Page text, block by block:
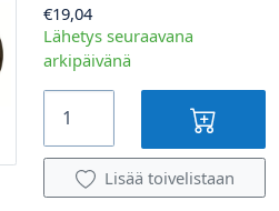
€19,04
Lähetys seuraavana
arkipäivänä
Lisää toivelistaan